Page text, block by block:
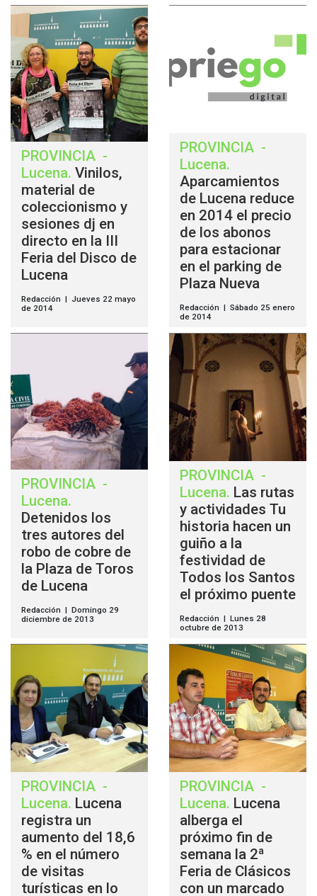
PROVINCIA -
Lucena. Vinilos,
material de
coleccionismo y
sesiones dj en
directo en la III
Feria del Disco de
Lucena
Redacción | Jueves 22 mayo
de 2014
PROVINCIA -
Lucena.
Aparcamientos
de Lucena reduce
en 2014 el precio
de los abonos
para estacionar
en el parking de
Plaza Nueva
Redacción | Sábado 25 enero
de 2014
PROVINCIA -
Lucena.
Detenidos los
tres autores del
robo de cobre de
la Plaza de Toros
de Lucena
Redacción | Domingo 29
diciembre de 2013
PROVINCIA -
Lucena. Las rutas
y actividades Tu
historia hacen un
guiño a la
festividad de
Todos los Santos
el próximo puente
Redacción | Lunes 28
octubre de 2013
PROVINCIA -
Lucena. Lucena
registra un
aumento del 18,6
% en el número
de visitas
turísticas en lo
PROVINCIA -
Lucena. Lucena
alberga el
próximo fin de
semana la 2ª
Feria de Clásicos
con un marcado